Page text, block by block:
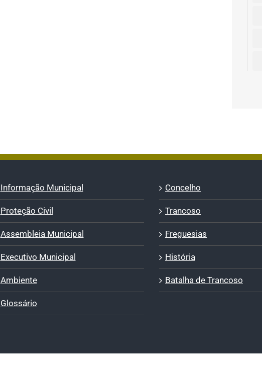
Informação Municipal
Proteção Civil
Assembleia Municipal
Executivo Municipal
Ambiente
Glossário
Concelho
Trancoso
Freguesias
História
Batalha de Trancoso